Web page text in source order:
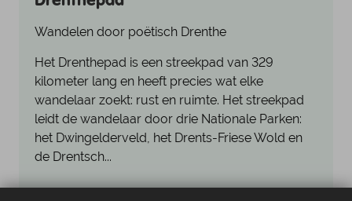
lossen/ laden. Dit moet jezelf
weer trekken. Terwijl als je op
plek staat en je komt met
je plek mag rijden, terwijl die
vaak zwaarder zijn en dus "
voor het terrein. Ik kampeer
te gaan. Discriminatie voor de
Wandelen door poëtisch Drenthe
Het Drenthepad is een streekpad van 329
kilometer lang en heeft precies wat elke
wandelaar zoekt: rust en ruimte. Het streekpad
leidt de wandelaar door drie Nationale Parken:
het Dwingelderveld, het Drents-Friese Wold en
de Drentsch...